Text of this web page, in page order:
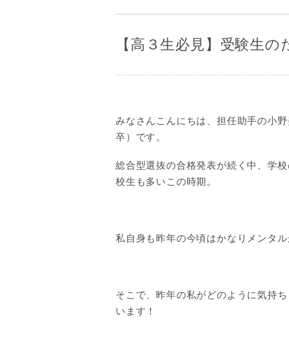
【高３生必見】受験生
みなさんこんにちは、担任助手の小
卒）です。
総合型選抜の合格発表が続く中、学
校生も多いこの時期。
私自身も昨年の今頃はかなりメンタ
そこで、昨年の私がどのように気持
います！